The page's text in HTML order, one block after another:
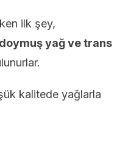
ilk şey,
doymuş yağ ve trans
kalitede yağlarla